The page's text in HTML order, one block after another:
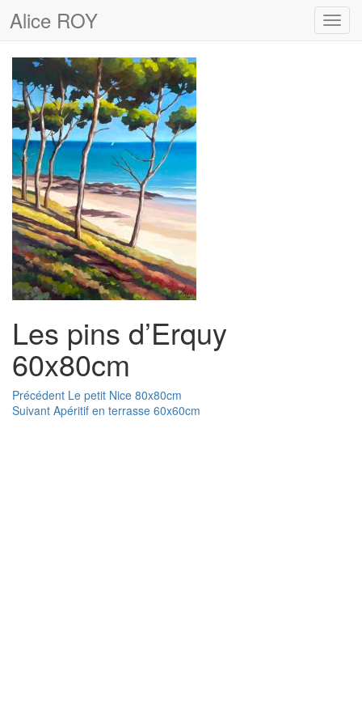
Alice ROY
Les pins d’Erquy
60x80cm
Navigation
de
Précédent Article
précédent :
Le petit Nice 80x80cm
Suivant Article
Apéritif en terrasse 60x60cm